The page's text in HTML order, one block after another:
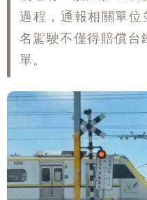
過程，通報相關單
名駕駛不僅得賠償台
單。